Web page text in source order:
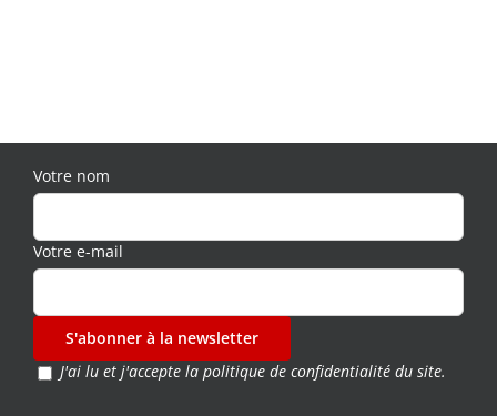
Votre nom
Votre e-mail
J'ai lu et j'accepte la politique de confidentialité du site.